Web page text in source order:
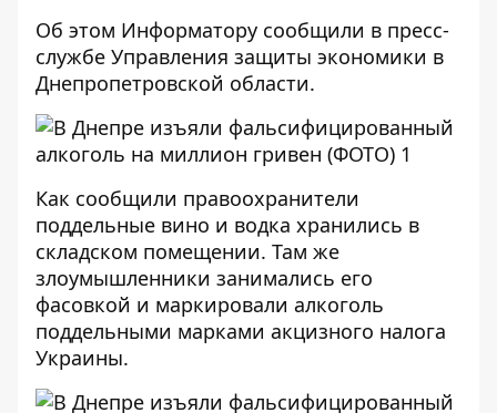
Об этом Информатору сообщили в пресс-
службе Управления защиты экономики в
Днепропетровской области.
Как сообщили правоохранители
поддельные вино и водка хранились в
складском помещении. Там же
злоумышленники занимались его
фасовкой и маркировали алкоголь
поддельными марками акцизного налога
Украины.